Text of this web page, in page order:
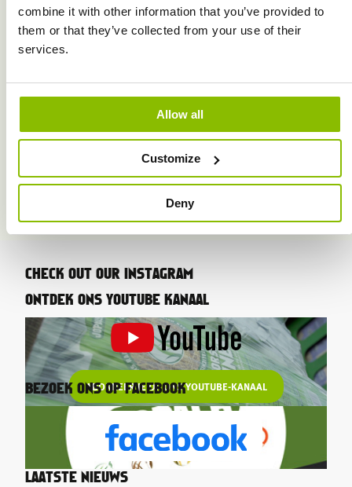
combine it with other information that you’ve provided to
them or that they’ve collected from your use of their
services.
Allow all
Customize
Deny
CHECK OUT OUR INSTAGRAM
ONTDEK ONS YOUTUBE KANAAL
ABONNEER JE OP ONS YOUTUBE-KANAAL
BEZOEK ONS OP FACEBOOK
LAATSTE NIEUWS